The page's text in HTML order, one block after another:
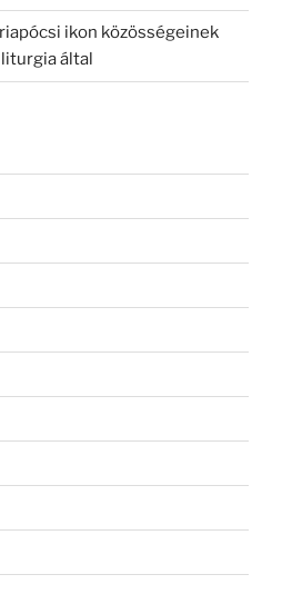
ikon közösségeinek
által